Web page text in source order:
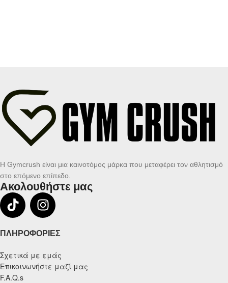
Η Gymcrush είναι μια καινοτόμος μάρκα που μεταφέρει τον αθλητισμό
στο επόμενο επίπεδο.
Ακολουθήστε μας
ΠΛΗΡΟΦΟΡΙΕΣ
Σχετικά με εμάς
Επικοινωνήστε μαζί μας
F.A.Q.s